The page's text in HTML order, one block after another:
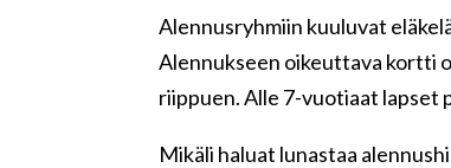
Alennusryhmiin kuuluvat
Alennukseen oikeuttava kortti
riippuen. Alle 7-vuotiaat lapset
Mikäli haluat lunastaa